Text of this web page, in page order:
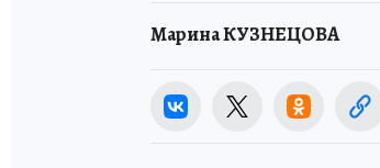
Марина КУЗНЕЦОВА